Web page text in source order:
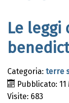
Le leggi
Categoria: terre
Pubblicato: 11
Visite: 683